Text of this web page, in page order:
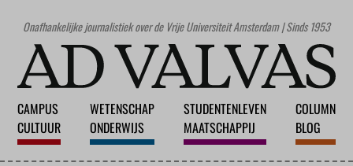
Onafhankelijke journalistiek over de Vrije Universiteit Amsterdam | Sinds 1953
CAMPUS
CULTUUR
WETENSCHAP
ONDERWIJS
STUDENTENLEVEN
MAATSCHAPPIJ
COLUMN
BLOG